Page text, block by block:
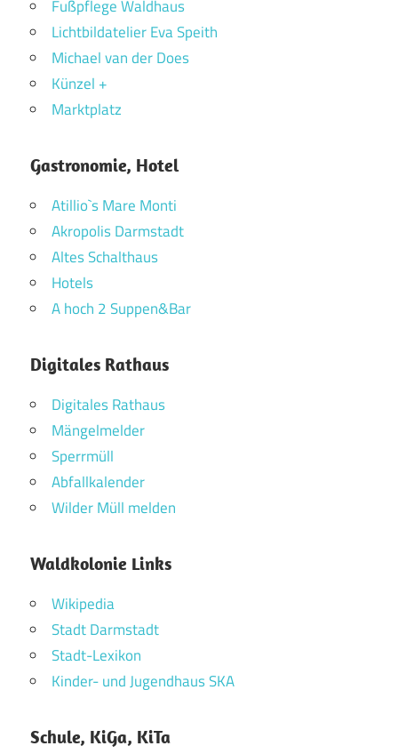
Fußpflege Waldhaus
Lichtbildatelier Eva Speith
Michael van der Does
Künzel +
Marktplatz
Gastronomie, Hotel
Atillio`s Mare Monti
Akropolis Darmstadt
Altes Schalthaus
Hotels
A hoch 2 Suppen&Bar
Digitales Rathaus
Digitales Rathaus
Mängelmelder
Sperrmüll
Abfallkalender
Wilder Müll melden
Waldkolonie Links
Wikipedia
Stadt Darmstadt
Stadt-Lexikon
Kinder- und Jugendhaus SKA
Schule, KiGa, KiTa